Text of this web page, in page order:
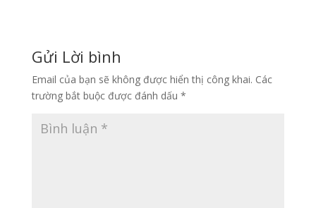
Gửi Lời bình
Email của bạn sẽ không được hiển thị công khai. Các
trường bắt buộc được đánh dấu *